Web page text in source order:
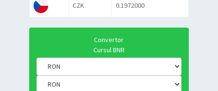
CZK 0.1972000
Convertor
Cursul BNR